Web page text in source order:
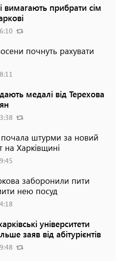
вимагають прибрати сім
почнуть рахувати
медалі від Терехова
почала штурми за новий
на Харківщині
заборонили пити
нею посуд
університети
заяв від абітурієнтів